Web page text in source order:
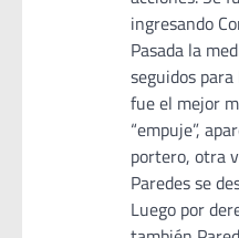
ingresando
Pasada la
seguidos para
fue el mejor
“empuje”,
portero, otra
Paredes se
Luego por